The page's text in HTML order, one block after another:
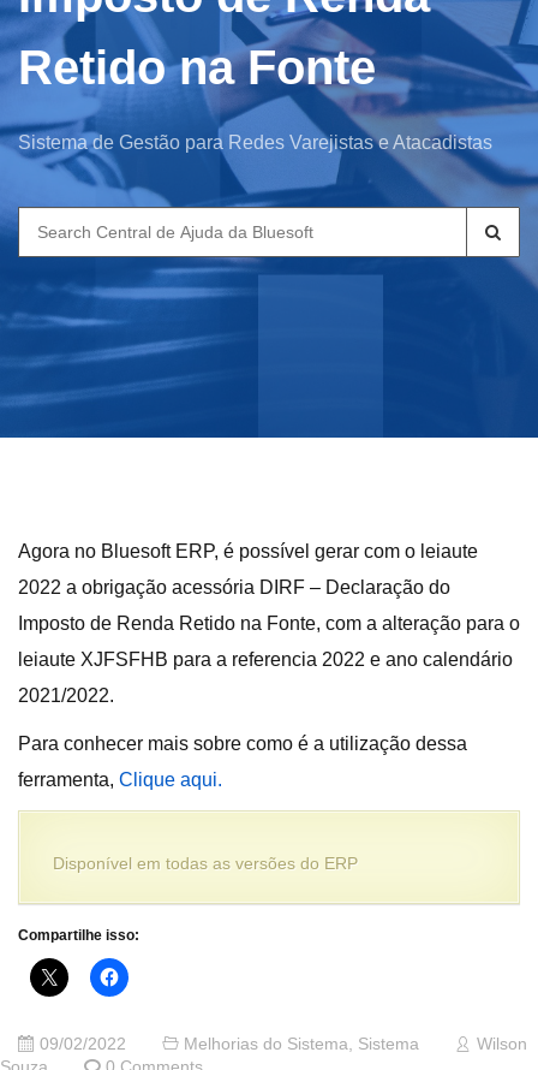
Retido na Fonte
Sistema de Gestão para Redes Varejistas e Atacadistas
Search
for:
Agora no Bluesoft ERP, é possível gerar com o leiaute
2022 a obrigação acessória DIRF – Declaração do
Imposto de Renda Retido na Fonte, com a alteração para o
leiaute XJFSFHB para a referencia 2022 e ano calendário
2021/2022.
Para conhecer mais sobre como é a utilização dessa
ferramenta, Clique aqui.
Disponível em todas as versões do ERP
Compartilhe isso:
09/02/2022 Melhorias do Sistema, Sistema
Wilson